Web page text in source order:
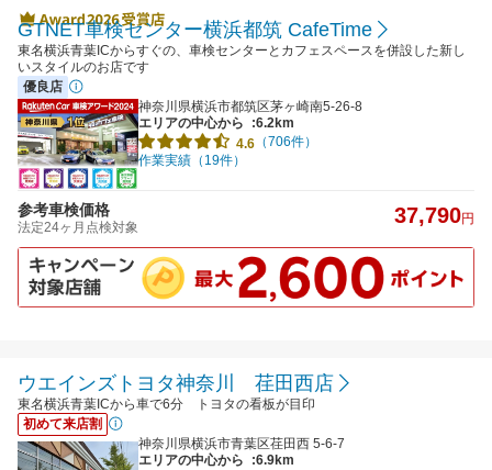
GTNET車検センター横浜都筑 CafeTime
東名横浜青葉ICからすぐの、車検センターとカフェスペースを併設した新し
いスタイルのお店です
優良店
神奈川県横浜市都筑区茅ヶ崎南5-26-8
エリアの中心から
:6.2km
4.6 （706件）
作業実績（19件）
参考車検価格
法定24ヶ月点検対象 37,790円
ウエインズトヨタ神奈川 荏田西店
東名横浜青葉ICから車で6分 トヨタの看板が目印
初めて来店割
神奈川県横浜市青葉区荏田西 5-6-7
エリアの中心から
:6.9km